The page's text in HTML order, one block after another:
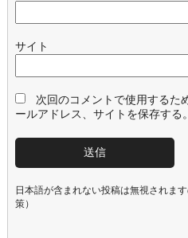
サイト
次回のコメントで使用するた
ールアドレス、サイトを保存する。
日本語が含まれない投稿は無視されま
策）